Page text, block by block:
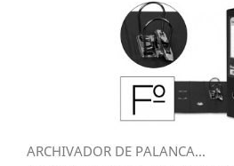
ARCHIVADOR DE PALANCA...